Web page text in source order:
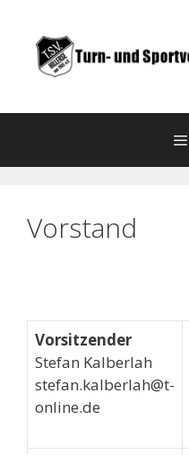
springen
Vorstand
Vorsitzender
Stefan Kalberlah
stefan.kalberlah@t-
online.de